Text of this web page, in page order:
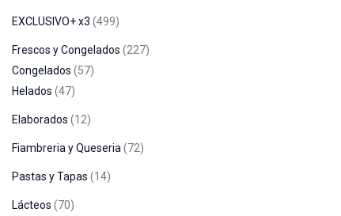
EXCLUSIVO+ x3 499
Frescos y Congelados
227
Congelados
57
Helados 47
Elaborados 12
Fiambreria y Queseria 72
Pastas y Tapas 14
Lácteos
70